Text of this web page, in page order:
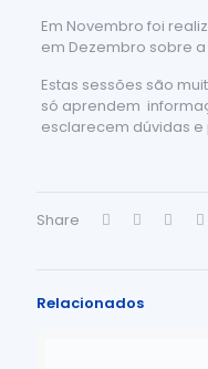
Em Novembro foi
em Dezembro sobre
Estas sessões são
só aprendem
esclarecem dúvidas
Share
Relacionados